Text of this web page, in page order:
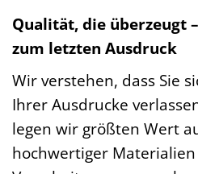
Qualität, die überzeugt
zum letzten Ausdruck
Wir verstehen, dass Sie
Ihrer Ausdrucke
legen wir größten Wert
hochwertiger